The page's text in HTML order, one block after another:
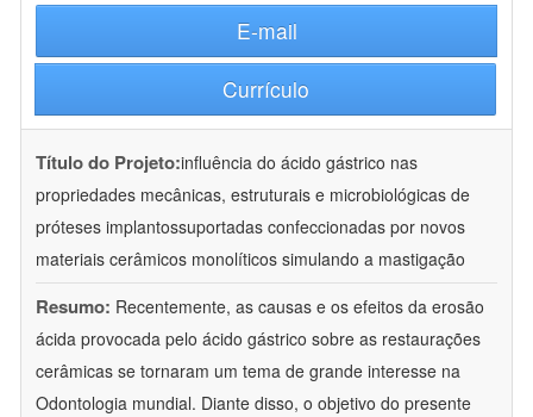
E-mail
Currículo
Título do Projeto:influência do ácido gástrico nas
propriedades mecânicas, estruturais e microbiológicas de
próteses implantossuportadas confeccionadas por novos
materiais cerâmicos monolíticos simulando a mastigação
Resumo: Recentemente, as causas e os efeitos da erosão
ácida provocada pelo ácido gástrico sobre as restaurações
cerâmicas se tornaram um tema de grande interesse na
Odontologia mundial. Diante disso, o objetivo do presente